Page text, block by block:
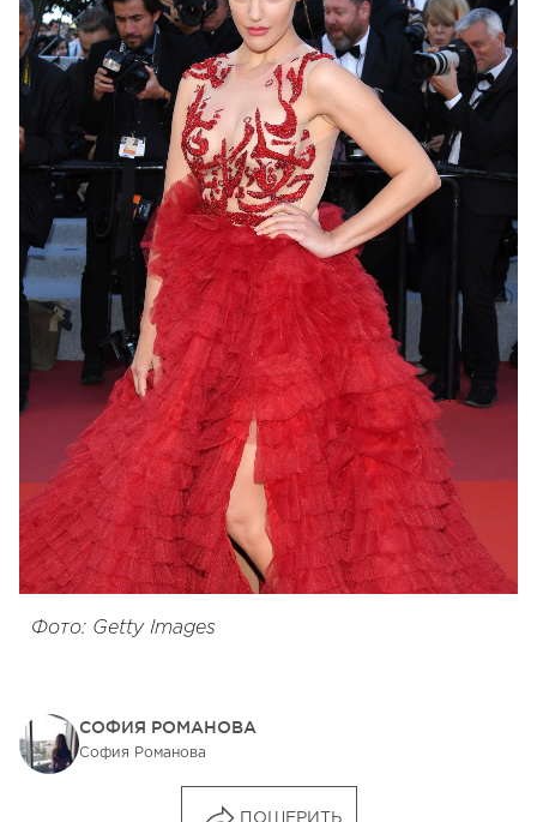
Фото: Getty Images
СОФИЯ РОМАНОВА
София Романова
ПОШЕРИТЬ